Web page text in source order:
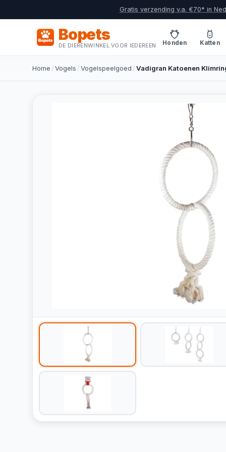
Gratis verzending v.a. €70* in
Bopets
DE DIERENWINKEL VOOR IEDEREEN Honden Katten
Home /Vogels /Vogelspeelgoed /Vadigran Katoenen